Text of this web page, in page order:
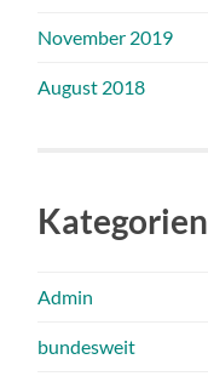
November 2019
August 2018
Kategorien
Admin
bundesweit